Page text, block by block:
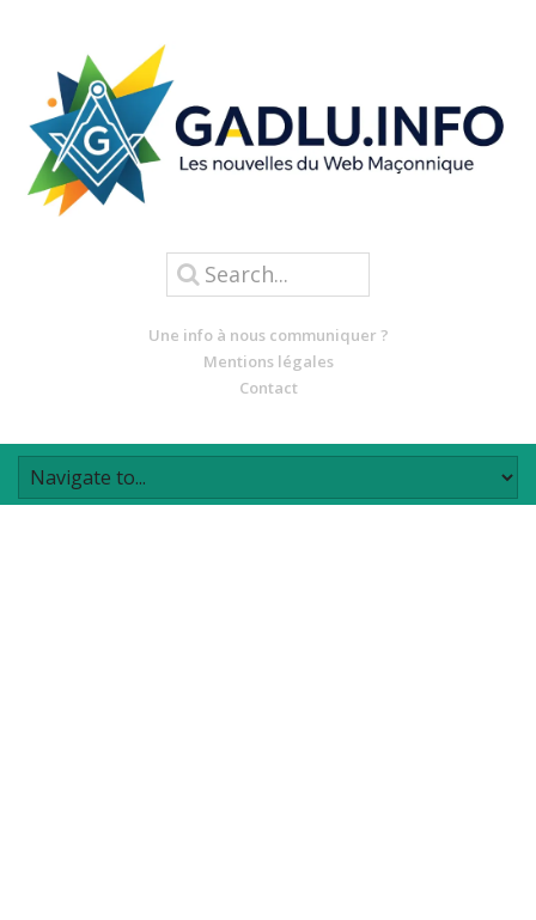
Une info à nous communiquer ?
Mentions légales
Contact